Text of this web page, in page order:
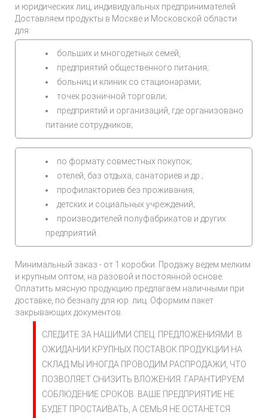
и юридических лиц, индивидуальных предпринимателей.
Доставляем продукты в Москве и Московской области
для:
больших и многодетных семей,
предприятий общественного питания;
больниц и клиник со стационарами;
точек розничной торговли;
предприятий и организаций, где организовано
питание сотрудников;
по формату совместных покупок;
отелей, баз отдыха, санаториев и др.;
профилакториев без проживания;
детских и социальных учреждений;
производителей полуфабрикатов и других
предприятий.
Минимальный заказ - от 1 коробки. Продажу ведем мелким
и крупным оптом, на разовой и постоянной основе.
Оплатить мясную продукцию предлагаем наличными при
доставке, по безналу для юр. лиц. Оформим пакет
закрывающих документов.
СЛЕДИТЕ ЗА НАШИМИ СПЕЦ. ПРЕДЛОЖЕНИЯМИ. В
ОЖИДАНИИ КРУПНЫХ ПОСТАВОК ПРОДУКЦИИ НА
СКЛАД МЫ ИНОГДА ПРОВОДИМ РАСПРОДАЖИ, ЧТО
ПОЗВОЛЯЕТ СНИЗИТЬ ВЛОЖЕНИЯ. ГАРАНТИРУЕМ
СОБЛЮДЕНИЕ СРОКОВ. ВАШЕ ПРЕДПРИЯТИЕ НЕ
БУДЕТ ПРОСТАИВАТЬ, А СЕМЬЯ НЕ ОСТАНЕТСЯ